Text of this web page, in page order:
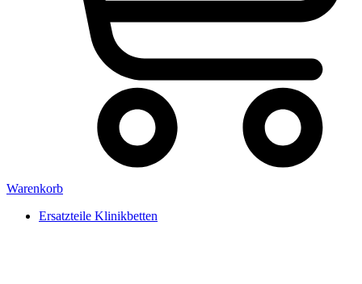
Warenkorb
Ersatzteile Klinikbetten